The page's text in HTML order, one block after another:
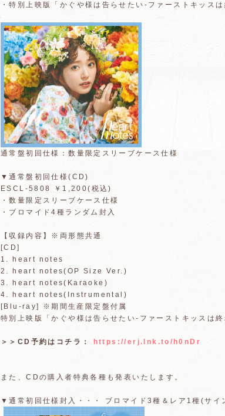
・特別上映版「かぐや様は告らせたい-ファーストキッ
通常盤初回仕様：数量限定スリーブケース仕様
▼通常盤初回仕様(CD)
ESCL-5808 ￥1,200(税込)
・数量限定スリーブケース仕様
・ブロマイド4種ランダム封入
【収録内容】※両形態共通
[CD]
1. heart notes
2. heart notes(OP Size Ver.)
3. heart notes(Karaoke)
4. heart notes(Instrumental)
[Blu-ray] ※期間生産限定盤付属
特別上映版「かぐや様は告らせたい-ファーストキッスは
＞＞CD予約はコチラ： https://erj.lnk.to/h0nDr
また、CDの購入者特典各種も発表いたします。
▼通常初回仕様封入・・・ ブロマイド3種＆レア1種(サイ